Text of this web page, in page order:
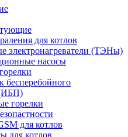
для котлов
электронагреватели (ТЭНы)
насосы
бесперебойного
горелки
для котлов
для котлов